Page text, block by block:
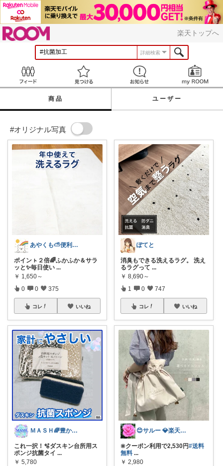
楽天トップへ
詳細検索
見つける お知らせ
商品 ユーザー
#オリジナル写真
あやくも⛅便利なもの、おしゃれなもの
ポインㇳ２倍🌈ふかふか＆サラ
ッと✨毎日使い ...
￥ 1,650～
0 0 375
コレ いいね
ＭＡＳＨ🌈豊かな生活へカスタマイズ🌈
これ一択！🫧ダスキン台所用ス
ポンジ抗菌タイ ...
￥ 5,780
ぽてと
消臭もできる洗えるラグ。 洗え
るラグって ...
￥ 8,690～
1 0 747
コレ いいね
😊サルー 💎楽天ダイヤモンド会員✨
❇️クーポン利用で2,530円#送料
無料 ...
￥ 2,980